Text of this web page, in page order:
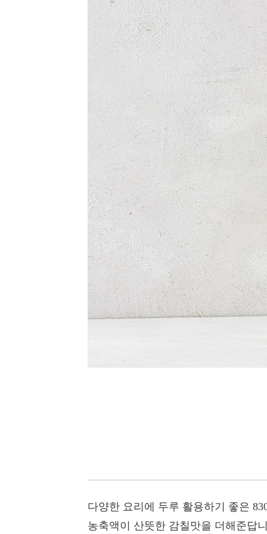
다양한 요리에 두루 활용하기 좋은
농축액이 산뜻한 감칠맛을 더해준답